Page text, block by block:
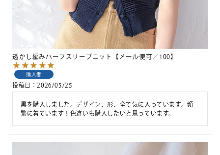
透かし編みハーフスリーブニット【メール便可／100】
購入者
投稿日 2026/05/25
黒を購入しました。デザイン、形、全て気に入っています。頻
繁に着ています！色違いも購入したいと思っています。